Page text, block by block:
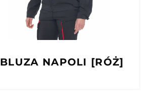
BLUZA NAPOLI [RÓŻ]